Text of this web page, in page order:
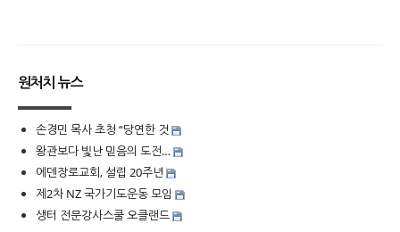
원처치 뉴스
손경민 목사 초청 “당연한 것
왕관보다 빛난 믿음의 도전…
에덴장로교회, 설립 20주년
제2차 NZ 국가기도운동 모임
생터 전문강사스쿨 오클랜드